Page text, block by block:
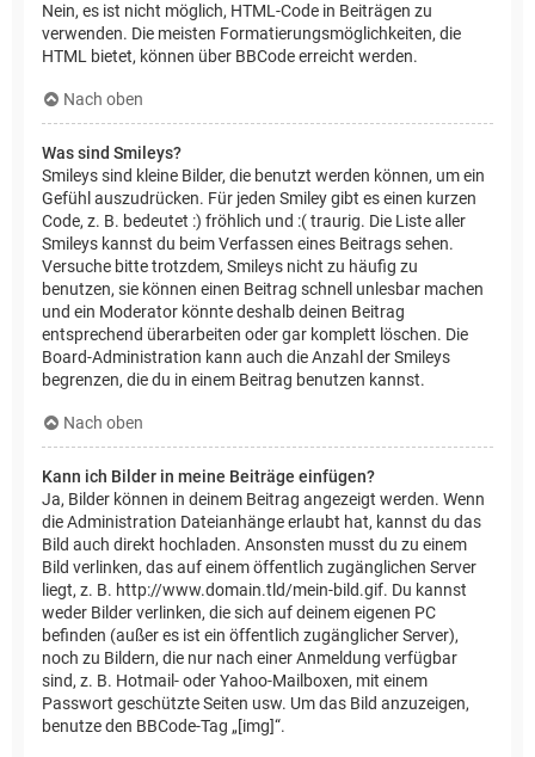
Nein, es ist nicht möglich, HTML-Code in Beiträgen zu
verwenden. Die meisten Formatierungsmöglichkeiten, die
HTML bietet, können über BBCode erreicht werden.
Nach oben
Was sind Smileys?
Smileys sind kleine Bilder, die benutzt werden können, um ein
Gefühl auszudrücken. Für jeden Smiley gibt es einen kurzen
Code, z. B. bedeutet :) fröhlich und :( traurig. Die Liste aller
Smileys kannst du beim Verfassen eines Beitrags sehen.
Versuche bitte trotzdem, Smileys nicht zu häufig zu
benutzen, sie können einen Beitrag schnell unlesbar machen
und ein Moderator könnte deshalb deinen Beitrag
entsprechend überarbeiten oder gar komplett löschen. Die
Board-Administration kann auch die Anzahl der Smileys
begrenzen, die du in einem Beitrag benutzen kannst.
Nach oben
Kann ich Bilder in meine Beiträge einfügen?
Ja, Bilder können in deinem Beitrag angezeigt werden. Wenn
die Administration Dateianhänge erlaubt hat, kannst du das
Bild auch direkt hochladen. Ansonsten musst du zu einem
Bild verlinken, das auf einem öffentlich zugänglichen Server
liegt, z. B. http://www.domain.tld/mein-bild.gif. Du kannst
weder Bilder verlinken, die sich auf deinem eigenen PC
befinden (außer es ist ein öffentlich zugänglicher Server),
noch zu Bildern, die nur nach einer Anmeldung verfügbar
sind, z. B. Hotmail- oder Yahoo-Mailboxen, mit einem
Passwort geschützte Seiten usw. Um das Bild anzuzeigen,
benutze den BBCode-Tag „[img]“.